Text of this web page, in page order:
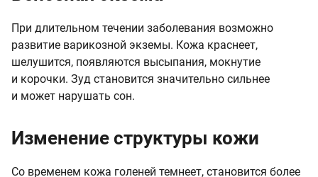
При длительном течении заболевания возможно
развитие варикозной экземы. Кожа краснеет,
шелушится, появляются высыпания, мокнутие
и корочки. Зуд становится значительно сильнее
и может нарушать сон.
Изменение структуры кожи
Со временем кожа голеней темнеет, становится более